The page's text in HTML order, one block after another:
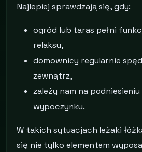
Najlepiej sprawdzają się, gdy:
ogród lub taras pełni
relaksu,
domownicy regularnie
zewnątrz,
zależy nam na
wypoczynku.
W takich sytuacjach leżaki
się nie tylko elementem